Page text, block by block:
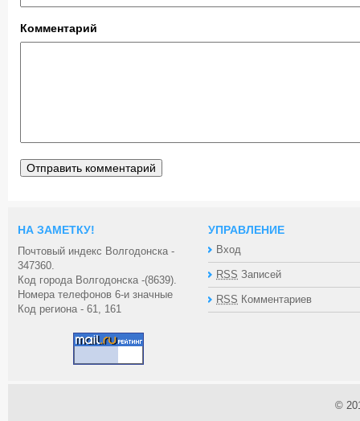
Комментарий
НА ЗАМЕТКУ!
Почтовый индекс Волгодонска -
347360.
Код города Волгодонска -(8639).
Номера телефонов 6-и значные
Код региона - 61, 161
УПРАВЛЕНИЕ
Вход
RSS Записей
RSS Комментариев
©